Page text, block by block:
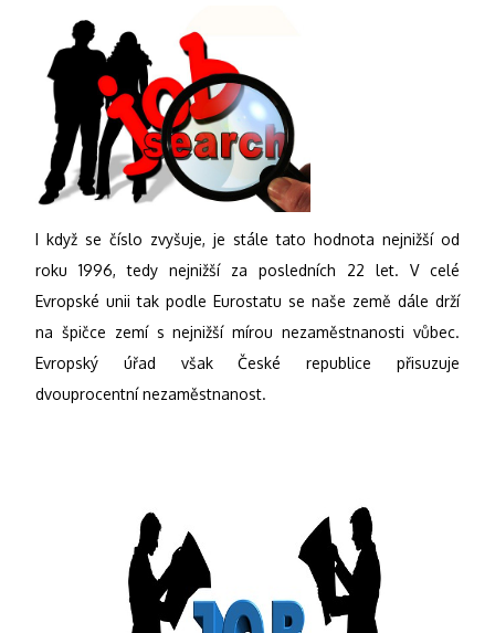
I když se číslo zvyšuje, je stále tato hodnota nejnižší od
roku 1996, tedy nejnižší za posledních 22 let. V celé
Evropské unii tak podle Eurostatu se naše země dále drží
na špičce zemí s nejnižší mírou nezaměstnanosti vůbec.
Evropský úřad však České republice přisuzuje
dvouprocentní nezaměstnanost.